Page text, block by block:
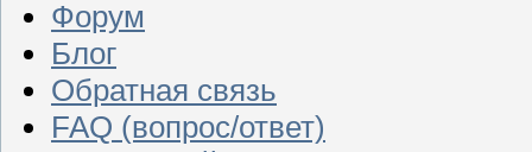
Форум
Блог
Обратная связь
FAQ (вопрос/ответ)